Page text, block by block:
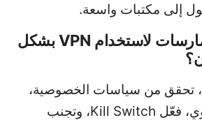
إلى مكتبات واسعة.
ما هي أفضل ممارسات لاستخدام VPN بشكل
تحقق من سياسات الخصوصية،
استخدم تشفير قوي، فعّل Kill Switch، وتجنب